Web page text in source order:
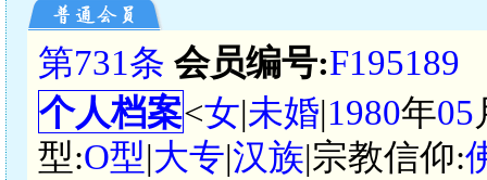
第731条 会员编号:F195189
个人档案<女|未婚|1980年05
型:O型|大专|汉族|宗教信仰: